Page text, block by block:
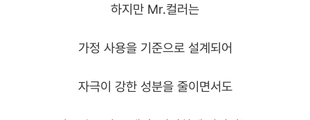
하지만 Mr.컬러는
가정 사용을 기준으로 설계되어
자극이 강한 성분을 줄이면서도